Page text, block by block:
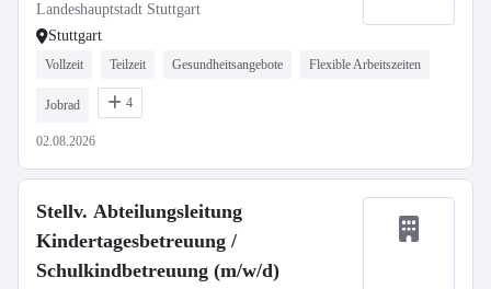
Landeshauptstadt Stuttgart
Stuttgart
Vollzeit Teilzeit Gesundheitsangebote Flexible Arbeitszeiten
Jobrad 4
02.08.2026
Stellv. Abteilungsleitung
Kindertagesbetreuung /
Schulkindbetreuung (m/w/d)